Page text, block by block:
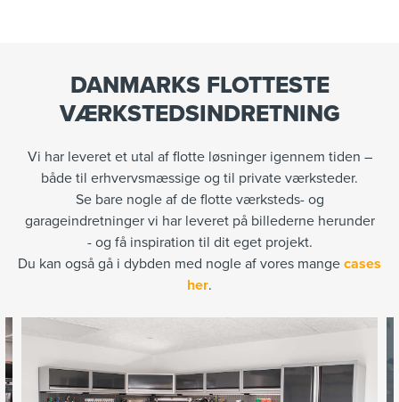
DANMARKS FLOTTESTE
VÆRKSTEDSINDRETNING
Vi har leveret et utal af flotte løsninger igennem tiden –
både til erhvervsmæssige og til private værksteder.
Se bare nogle af de flotte værksteds- og
garageindretninger vi har leveret på billederne herunder
- og få inspiration til dit eget projekt.
Du kan også gå i dybden med nogle af vores mange cases
her.